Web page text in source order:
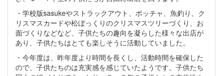
・学校版sasukeやストラックアウト、ボッチャ、魚釣り、ク
リスマスカードや松ぼっくりのクリスマスツリーづくり、お
面づくりなどなど、子供たちの趣向を凝らした様々な出店が
あり、子供たちはとても楽しそうに活動していました。
・今年度は、昨年度より時間を長くし、活動時間を確保した
ので、子供たちのは充実感を感じていたようです。子供たち